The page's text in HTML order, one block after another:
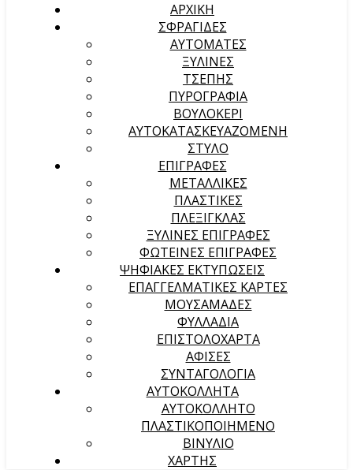
ΑΡΧΙΚΉ
ΣΦΡΑΓΙΔΕΣ
ΑΥΤΟΜΑΤΕΣ
ΞΥΛΙΝΕΣ
ΤΣΕΠΗΣ
ΠΥΡΟΓΡΑΦΙΑ
ΒΟΥΛΟΚΕΡΙ
ΑΥΤΟΚΑΤΑΣΚΕΥΑΖΟΜΕΝΗ
ΣΤΥΛΟ
ΕΠΙΓΡΑΦΕΣ
ΜΕΤΑΛΛΙΚΕΣ
ΠΛΑΣΤΙΚΕΣ
ΠΛΕΞΙΓΚΛΑΣ
ΞΥΛΙΝΕΣ ΕΠΙΓΡΑΦΕΣ
ΦΩΤΕΙΝΕΣ ΕΠΙΓΡΑΦΕΣ
ΨΗΦΙΑΚΕΣ ΕΚΤΥΠΩΣΕΙΣ
ΕΠΑΓΓΕΛΜΑΤΙΚΕΣ ΚΑΡΤΕΣ
ΜΟΥΣΑΜΑΔΕΣ
ΦΥΛΛΑΔΙΑ
ΕΠΙΣΤΟΛΟΧΑΡΤΑ
ΑΦΙΣΕΣ
ΣΥΝΤΑΓΟΛΟΓΙΑ
ΑΥΤΟΚΟΛΛΗΤΑ
ΑΥΤΟΚΟΛΛΗΤΟ
ΠΛΑΣΤΙΚΟΠΟΙΗΜΕΝΟ
ΒΙΝΥΛΙΟ
ΧΑΡΤΗΣ